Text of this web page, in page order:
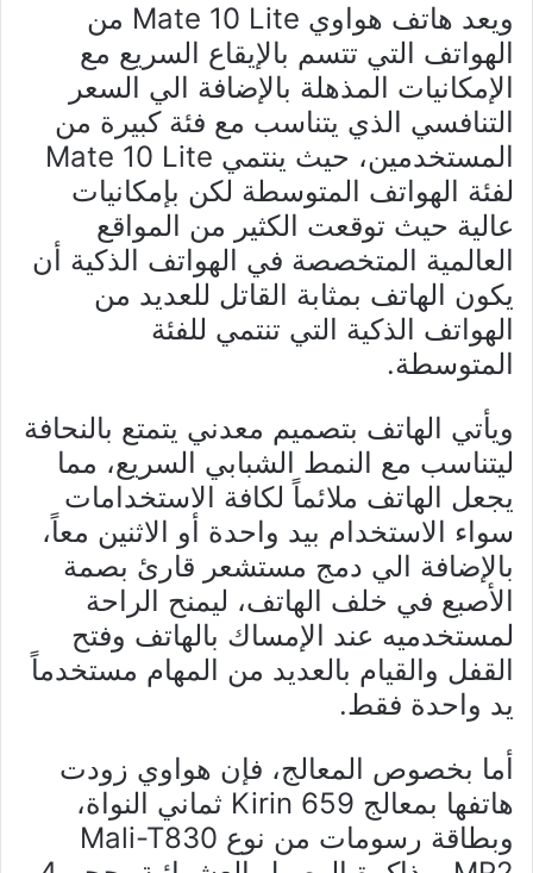
ويعد هاتف هواوي Mate 10 Lite من
الهواتف التي تتسم بالإيقاع السريع مع
الإمكانيات المذهلة بالإضافة الي السعر
التنافسي الذي يتناسب مع فئة كبيرة من
المستخدمين، حيث ينتمي Mate 10 Lite
لفئة الهواتف المتوسطة لكن بإمكانيات
عالية حيث توقعت الكثير من المواقع
العالمية المتخصصة في الهواتف الذكية أن
يكون الهاتف بمثابة القاتل للعديد من
الهواتف الذكية التي تنتمي للفئة
المتوسطة.
ويأتي الهاتف بتصميم معدني يتمتع بالنحافة
ليتناسب مع النمط الشبابي السريع، مما
يجعل الهاتف ملائماً لكافة الاستخدامات
سواء الاستخدام بيد واحدة أو الاثنين معاً،
بالإضافة الي دمج مستشعر قارئ بصمة
الأصبع في خلف الهاتف، ليمنح الراحة
لمستخدميه عند الإمساك بالهاتف وفتح
القفل والقيام بالعديد من المهام مستخدماً
يد واحدة فقط.
أما بخصوص المعالج، فإن هواوي زودت
هاتفها بمعالج Kirin 659 ثماني النواة،
وبطاقة رسومات من نوع Mali-T830